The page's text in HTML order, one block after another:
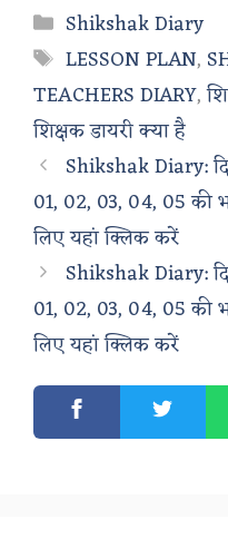
Categories
Shikshak Diary
Tags
LESSON PLAN,
TEACHERS DIARY,
शिक्षक डायरी क्या है
Shikshak Diary:
01, 02, 03, 04, 05 की
लिए यहां क्लिक करें
Shikshak Diary:
01, 02, 03, 04, 05 की
लिए यहां क्लिक करें